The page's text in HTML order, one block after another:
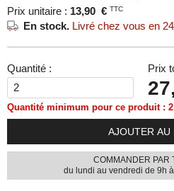
Prix unitaire : 13,90 € TTC
En stock. Livré chez vous en
Quantité : Prix
Quantité minimum pour ce produit : 2
AJOUTER AU
COMMANDER PAR
du lundi au vendredi de 9h